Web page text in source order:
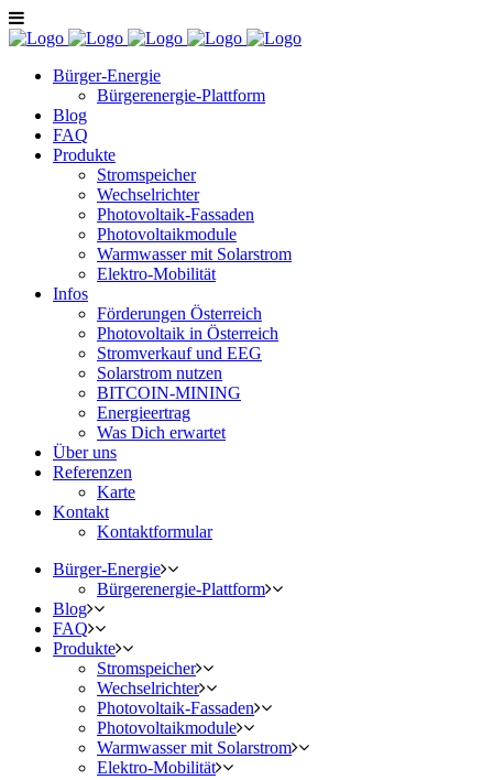
Bürger-Energie
Bürgerenergie-Plattform
Blog
FAQ
Produkte
Stromspeicher
Wechselrichter
Photovoltaik-Fassaden
Photovoltaikmodule
Warmwasser mit Solarstrom
Elektro-Mobilität
Infos
Förderungen Österreich
Photovoltaik in Österreich
Stromverkauf und EEG
Solarstrom nutzen
BITCOIN-MINING
Energieertrag
Was Dich erwartet
Über uns
Referenzen
Karte
Kontakt
Kontaktformular
Bürger-Energie
Bürgerenergie-Plattform
Blog
FAQ
Produkte
Stromspeicher
Wechselrichter
Photovoltaik-Fassaden
Photovoltaikmodule
Warmwasser mit Solarstrom
Elektro-Mobilität